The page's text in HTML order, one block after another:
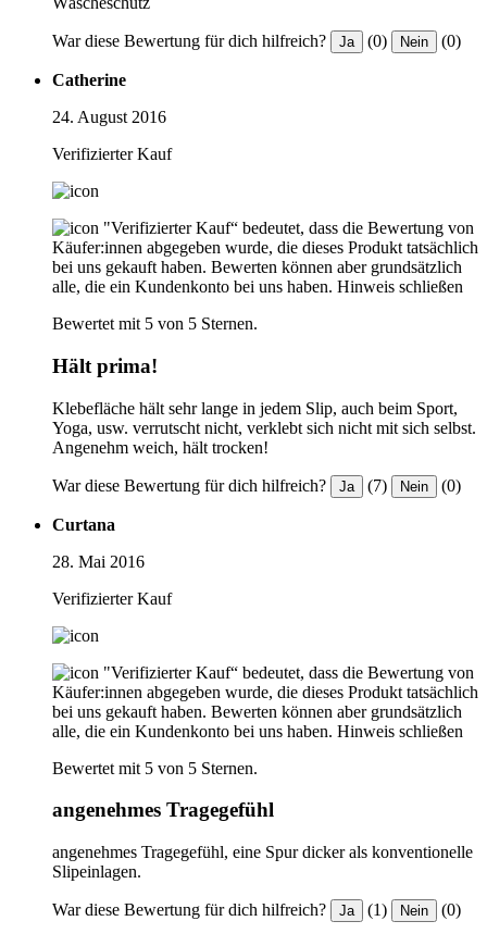
War diese Bewertung für dich hilfreich? Ja (0) Nein (0)
Catherine
24. August 2016
Verifizierter Kauf
"Verifizierter Kauf“ bedeutet, dass die Bewertung von
Käufer:innen abgegeben wurde, die dieses Produkt tatsächlich
bei uns gekauft haben. Bewerten können aber grundsätzlich
alle, die ein Kundenkonto bei uns haben. Hinweis schließen
Bewertet mit 5 von 5 Sternen.
Hält prima!
Klebefläche hält sehr lange in jedem Slip, auch beim Sport,
Yoga, usw. verrutscht nicht, verklebt sich nicht mit sich selbst.
Angenehm weich, hält trocken!
War diese Bewertung für dich hilfreich? Ja (7) Nein (0)
Curtana
28. Mai 2016
Verifizierter Kauf
"Verifizierter Kauf“ bedeutet, dass die Bewertung von
Käufer:innen abgegeben wurde, die dieses Produkt tatsächlich
bei uns gekauft haben. Bewerten können aber grundsätzlich
alle, die ein Kundenkonto bei uns haben. Hinweis schließen
Bewertet mit 5 von 5 Sternen.
angenehmes Tragegefühl
angenehmes Tragegefühl, eine Spur dicker als konventionelle
Slipeinlagen.
War diese Bewertung für dich hilfreich? Ja (1) Nein (0)